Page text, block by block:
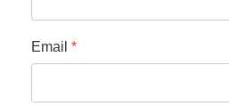
Email *